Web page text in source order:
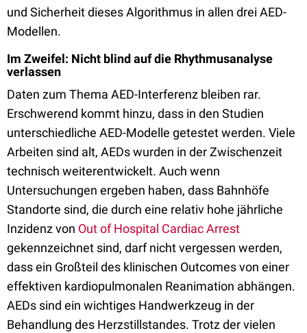
und Sicherheit dieses Algorithmus in allen drei AED-
Modellen.
Im Zweifel: Nicht blind auf die Rhythmusanalyse
verlassen
Daten zum Thema AED-Interferenz bleiben rar.
Erschwerend kommt hinzu, dass in den Studien
unterschiedliche AED-Modelle getestet werden. Viele
Arbeiten sind alt, AEDs wurden in der Zwischenzeit
technisch weiterentwickelt. Auch wenn
Untersuchungen ergeben haben, dass Bahnhöfe
Standorte sind, die durch eine relativ hohe jährliche
Inzidenz von Out of Hospital Cardiac Arrest
gekennzeichnet sind, darf nicht vergessen werden,
dass ein Großteil des klinischen Outcomes von einer
effektiven kardiopulmonalen Reanimation abhängen.
AEDs sind ein wichtiges Handwerkzeug in der
Behandlung des Herzstillstandes. Trotz der vielen